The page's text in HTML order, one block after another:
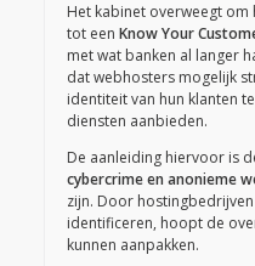
Het kabinet overweegt
tot een Know Your
met wat banken al langer
dat webhosters mogelijk
identiteit van hun klanten
diensten aanbieden.
De aanleiding hiervoor is
cybercrime en anonieme
zijn. Door
identificeren, hoopt de
kunnen aanpakken.